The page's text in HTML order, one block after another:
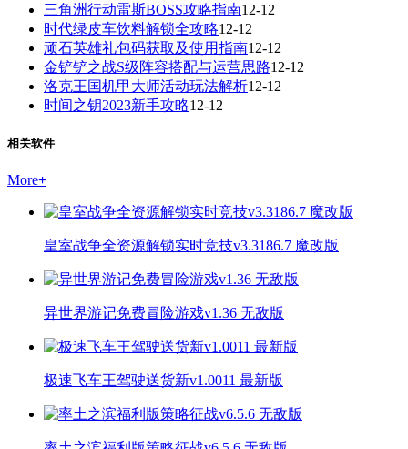
三角洲行动雷斯BOSS攻略指南12-12
时代绿皮车饮料解锁全攻略12-12
顽石英雄礼包码获取及使用指南12-12
金铲铲之战S级阵容搭配与运营思路12-12
洛克王国机甲大师活动玩法解析12-12
时间之钥2023新手攻略12-12
相关软件
More+
皇室战争全资源解锁实时竞技v3.3186.7 魔改版
异世界游记免费冒险游戏v1.36 无敌版
极速飞车王驾驶送货新v1.0011 最新版